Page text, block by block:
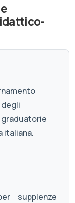
italiana.
supplenze